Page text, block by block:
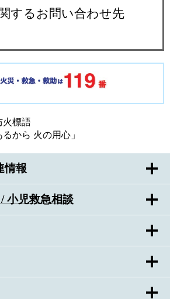
火標語
から 火の用心」
情報
小児救急相談
するお問い合わせ先